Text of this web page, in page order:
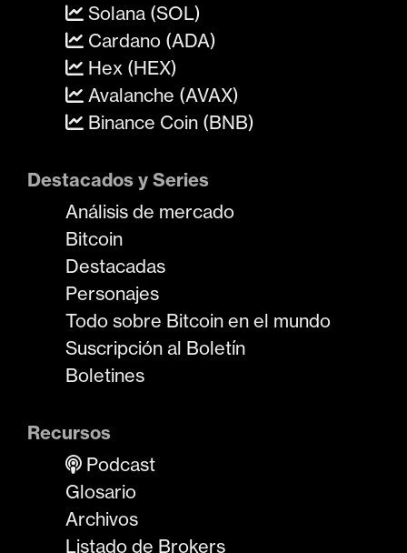
Solana (SOL)
Cardano (ADA)
Hex (HEX)
Avalanche (AVAX)
Binance Coin (BNB)
Destacados y Series
Análisis de mercado
Bitcoin
Destacadas
Personajes
Todo sobre Bitcoin en el mundo
Suscripción al Boletín
Boletines
Recursos
Podcast
Glosario
Archivos
Listado de Brokers